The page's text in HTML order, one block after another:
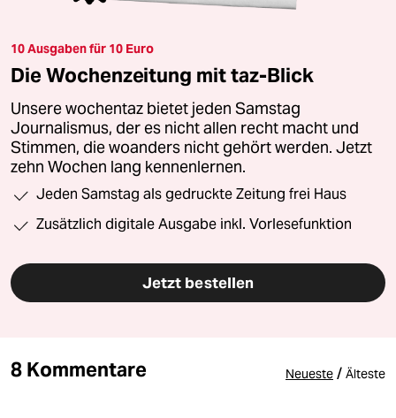
10 Ausgaben für 10 Euro
Die Wochenzeitung mit taz-Blick
Unsere wochentaz bietet jeden Samstag
Journalismus, der es nicht allen recht macht und
Stimmen, die woanders nicht gehört werden. Jetzt
zehn Wochen lang kennenlernen.
Jeden Samstag als gedruckte Zeitung frei Haus
Zusätzlich digitale Ausgabe inkl. Vorlesefunktion
Jetzt bestellen
8 Kommentare Neueste / Älteste